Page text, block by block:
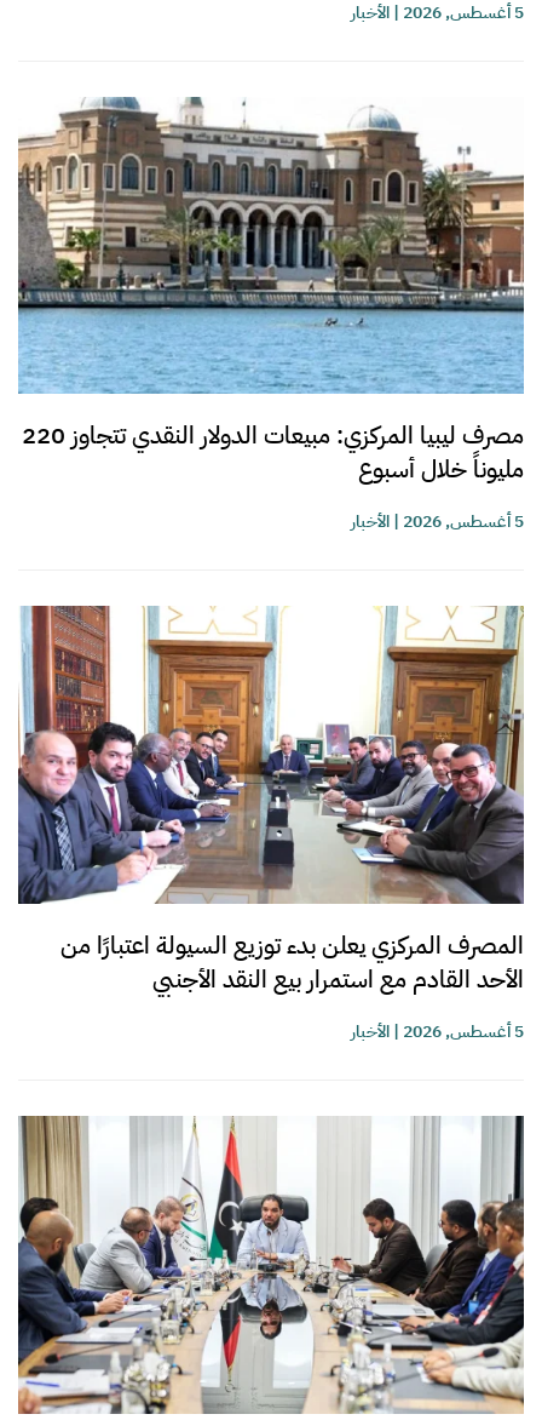
5 أغسطس, 2026 |الأخبار
مصرف ليبيا المركزي: مبيعات الدولار النقدي تتجاوز 220
مليوناً خلال أسبوع
5 أغسطس, 2026 |الأخبار
المصرف المركزي يعلن بدء توزيع السيولة اعتبارًا من
الأحد القادم مع استمرار بيع النقد الأجنبي
5 أغسطس, 2026 |الأخبار